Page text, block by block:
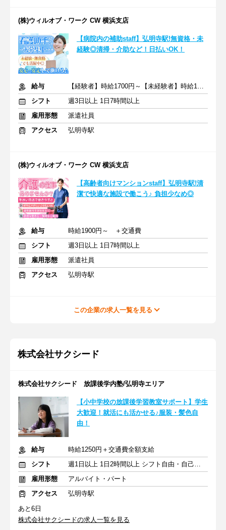
(株)ウィルオブ・ワーク CW 横浜支店
【病院内の補助staff】弘明寺駅!無資格・未
経験◎清掃・介助など！日払いOK！
給与
【経験者】時給1700円～【未経験者】時給1500円～ ＋交通費
シフト
週3日以上 1日7時間以上
雇用形態
派遣社員
アクセス
弘明寺駅
(株)ウィルオブ・ワーク CW 横浜支店
【高齢者向けマンションstaff】弘明寺駅!清
潔で快適な施設で働こう♪ 負担少なめ◎
給与
時給1900円～ ＋交通費
シフト
週3日以上 1日7時間以上
雇用形態
派遣社員
アクセス
弘明寺駅
この企業の求人一覧を見る
株式会社サクシード
株式会社サクシード 放課後学内塾/弘明寺エリア
【小中学校の放課後学習教室サポート】学生
大歓迎！就活にも活かせる♪服装・髪色自
由！
給与
時給1250円＋交通費全額支給
シフト
週1日以上 1日2時間以上 シフト自由・自己申告
雇用形態
アルバイト・パート
アクセス
弘明寺駅
あと6日
株式会社サクシードの求人一覧を見る